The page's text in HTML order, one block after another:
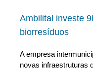
Ambilital investe
biorresíduos
A empresa
novas infraestruturas